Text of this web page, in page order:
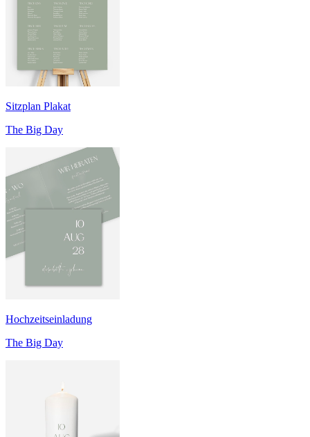
Sitzplan Plakat
The Big Day
Hochzeitseinladung
The Big Day